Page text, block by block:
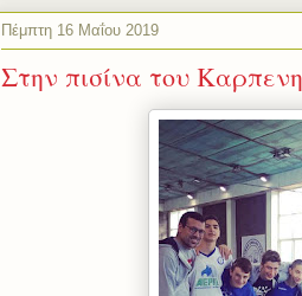
Πέμπτη 16 Μαΐου 2019
Στην πισίνα του